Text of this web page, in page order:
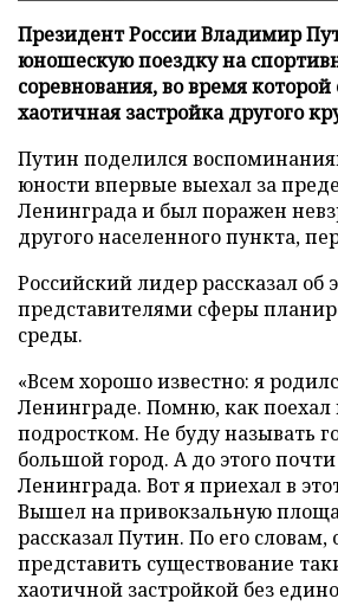
Президент России Владимир
юношескую поездку на
соревнования, во время которой
хаотичная застройка другого
Путин поделился
юности впервые выехал за
Ленинграда и был поражен
другого населенного пункта,
Российский лидер рассказал об
представителями сферы
среды.
«Всем хорошо известно: я
Ленинграде. Помню, как поехал
подростком. Не буду называть
большой город. А до этого
Ленинграда. Вот я приехал в
Вышел на привокзальную
рассказал Путин. По его словам,
представить существование
хаотичной застройкой без